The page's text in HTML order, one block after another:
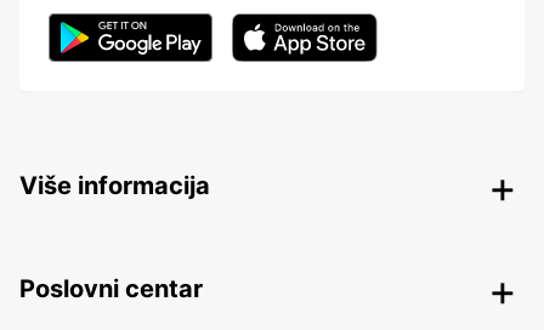
Više informacija
Poslovni centar